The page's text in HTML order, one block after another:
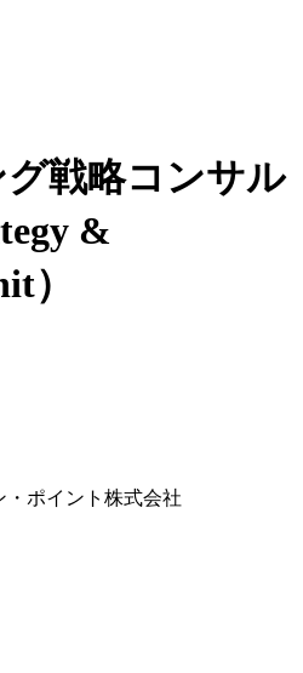
戦略コンサル
&
）
・ポイント株式会社